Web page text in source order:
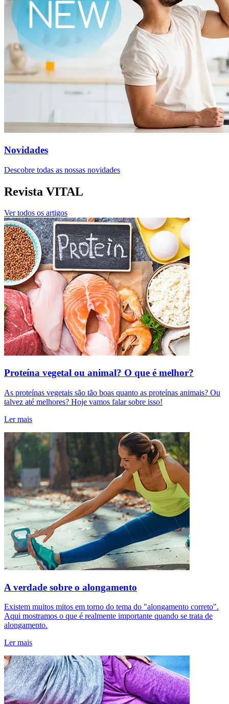
Novidades
Descobre todas as nossas novidades
Revista VITAL
Ver todos os artigos
Proteína vegetal ou animal? O que é melhor?
As proteínas vegetais são tão boas quanto as proteínas animais? Ou
talvez até melhores? Hoje vamos falar sobre isso!
Ler mais
A verdade sobre o alongamento
Existem muitos mitos em torno do tema do "alongamento correto".
Aqui mostramos o que é realmente importante quando se trata de
alongamento.
Ler mais